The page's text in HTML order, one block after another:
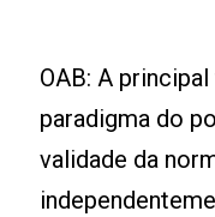
OAB: A
paradigma do
validade da